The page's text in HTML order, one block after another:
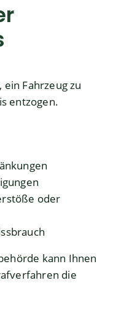
Fahrzeug zu
entzogen.
oder
kann Ihnen
die